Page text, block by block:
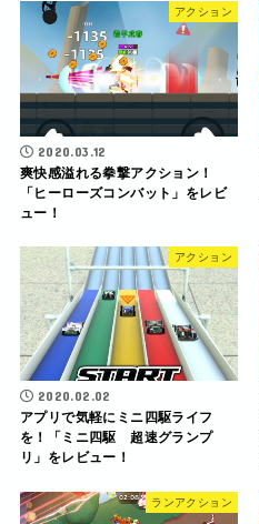
アクション
2020.03.12
爽快感溢れる拳撃アクション！
「ヒーローズコンバット」をレビ
ュー！
アクション
2020.02.02
アプリで気軽にミニ四駆ライフ
を！「ミニ四駆 超速グランプ
リ」をレビュー！
ランアクション